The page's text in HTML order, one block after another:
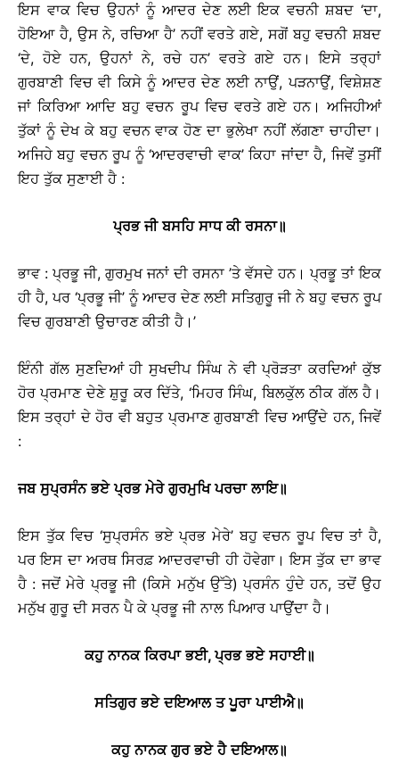
ਇਸ ਵਾਕ ਵਿਚ ਉਹਨਾਂ ਨੂੰ ਆਦਰ ਦੇਣ ਲਈ ਇਕ ਵਚਨੀ ਸ਼ਬਦ ‘ਦਾ,
ਹੋਇਆ ਹੈ, ਉਸ ਨੇ, ਰਚਿਆ ਹੈ’ ਨਹੀਂ ਵਰਤੇ ਗਏ, ਸਗੋਂ ਬਹੁ ਵਚਨੀ ਸ਼ਬਦ
‘ਦੇ, ਹੋਏ ਹਨ, ਉਹਨਾਂ ਨੇ, ਰਚੇ ਹਨ’ ਵਰਤੇ ਗਏ ਹਨ। ਇਸੇ ਤਰ੍ਹਾਂ
ਗੁਰਬਾਣੀ ਵਿਚ ਵੀ ਕਿਸੇ ਨੂੰ ਆਦਰ ਦੇਣ ਲਈ ਨਾਉਂ, ਪੜਨਾਉਂ, ਵਿਸ਼ੇਸ਼ਣ
ਜਾਂ ਕਿਰਿਆ ਆਦਿ ਬਹੁ ਵਚਨ ਰੂਪ ਵਿਚ ਵਰਤੇ ਗਏ ਹਨ। ਅਜਿਹੀਆਂ
ਤੁੱਕਾਂ ਨੂੰ ਦੇਖ ਕੇ ਬਹੁ ਵਚਨ ਵਾਕ ਹੋਣ ਦਾ ਭੁਲੇਖਾ ਨਹੀਂ ਲੱਗਣਾ ਚਾਹੀਦਾ।
ਅਜਿਹੇ ਬਹੁ ਵਚਨ ਰੂਪ ਨੂੰ ‘ਆਦਰਵਾਚੀ ਵਾਕ’ ਕਿਹਾ ਜਾਂਦਾ ਹੈ, ਜਿਵੇਂ ਤੁਸੀਂ
ਇਹ ਤੁੱਕ ਸੁਣਾਈ ਹੈ :
ਪ੍ਰਭ ਜੀ ਬਸਹਿ ਸਾਧ ਕੀ ਰਸਨਾ॥
ਭਾਵ : ਪ੍ਰਭੂ ਜੀ, ਗੁਰਮੁਖ ਜਨਾਂ ਦੀ ਰਸਨਾ ’ਤੇ ਵੱਸਦੇ ਹਨ। ਪ੍ਰਭੂ ਤਾਂ ਇਕ
ਹੀ ਹੈ, ਪਰ ‘ਪ੍ਰਭੂ ਜੀ’ ਨੂੰ ਆਦਰ ਦੇਣ ਲਈ ਸਤਿਗੁਰੂ ਜੀ ਨੇ ਬਹੁ ਵਚਨ ਰੂਪ
ਵਿਚ ਗੁਰਬਾਣੀ ਉਚਾਰਣ ਕੀਤੀ ਹੈ।’
ਇੰਨੀ ਗੱਲ ਸੁਣਦਿਆਂ ਹੀ ਸੁਖਦੀਪ ਸਿੰਘ ਨੇ ਵੀ ਪ੍ਰੋੜਤਾ ਕਰਦਿਆਂ ਕੁੱਝ
ਹੋਰ ਪ੍ਰਮਾਣ ਦੇਣੇ ਸ਼ੁਰੂ ਕਰ ਦਿੱਤੇ, ‘ਮਿਹਰ ਸਿੰਘ, ਬਿਲਕੁੱਲ ਠੀਕ ਗੱਲ ਹੈ।
ਇਸ ਤਰ੍ਹਾਂ ਦੇ ਹੋਰ ਵੀ ਬਹੁਤ ਪ੍ਰਮਾਣ ਗੁਰਬਾਣੀ ਵਿਚ ਆਉਂਦੇ ਹਨ, ਜਿਵੇਂ
:
ਜਬ ਸੁਪ੍ਰਸੰਨ ਭਏ ਪ੍ਰਭ ਮੇਰੇ ਗੁਰਮੁਖਿ ਪਰਚਾ ਲਾਇ॥
ਇਸ ਤੁੱਕ ਵਿਚ ‘ਸੁਪ੍ਰਸੰਨ ਭਏ ਪ੍ਰਭ ਮੇਰੇ’ ਬਹੁ ਵਚਨ ਰੂਪ ਵਿਚ ਤਾਂ ਹੈ,
ਪਰ ਇਸ ਦਾ ਅਰਥ ਸਿਰਫ਼ ਆਦਰਵਾਚੀ ਹੀ ਹੋਵੇਗਾ। ਇਸ ਤੁੱਕ ਦਾ ਭਾਵ
ਹੈ : ਜਦੋਂ ਮੇਰੇ ਪ੍ਰਭੂ ਜੀ (ਕਿਸੇ ਮਨੁੱਖ ਉੱਤੇ) ਪ੍ਰਸੰਨ ਹੁੰਦੇ ਹਨ, ਤਦੋਂ ਉਹ
ਮਨੁੱਖ ਗੁਰੂ ਦੀ ਸਰਨ ਪੈ ਕੇ ਪ੍ਰਭੂ ਜੀ ਨਾਲ ਪਿਆਰ ਪਾਉਂਦਾ ਹੈ।
ਕਹੁ ਨਾਨਕ ਕਿਰਪਾ ਭਈ,ਪ੍ਰਭ ਭਏ ਸਹਾਈ॥
ਸਤਿਗੁਰ ਭਏ ਦਇਆਲ ਤ ਪੂਰਾ ਪਾਈਐ॥
ਕਹੁ ਨਾਨਕ ਗੁਰ ਭਏ ਹੈ ਦਇਆਲ॥